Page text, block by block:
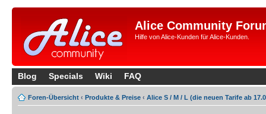
Alice Community
Hilfe von Alice-Kunden für Alice-Kunden.
Blog Specials Wiki FAQ
Foren-Übersicht ‹ Produkte & Preise ‹ Alice S / M / L (die neuen Tarife ab